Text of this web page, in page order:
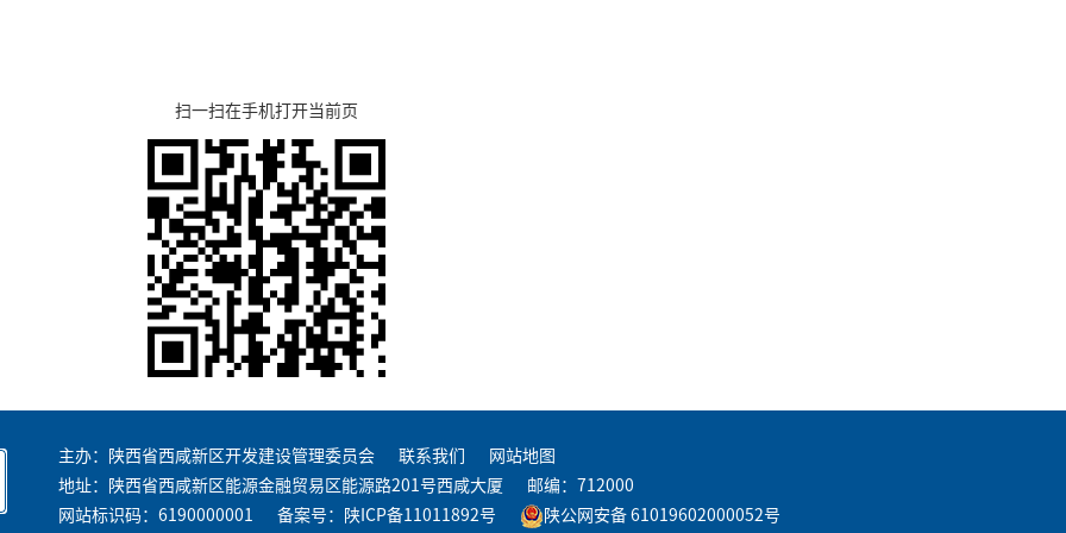
扫一扫在手机打开当前页
主办：陕西省西咸新区开发建设管理委员会 联系我们
网站地图
地址：陕西省西咸新区能源金融贸易区能源路201号西咸大厦
邮编：712000
网站标识码：6190000001
备案号： 陕ICP备11011892号 陕公网安备 61019602000052号